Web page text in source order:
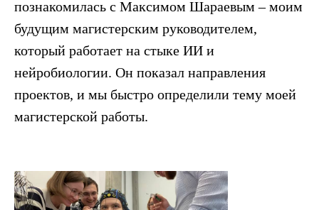
познакомилась с Максимом Шараевым – моим
будущим магистерским руководителем,
который работает на стыке ИИ и
нейробиологии. Он показал направления
проектов, и мы быстро определили тему моей
магистерской работы.